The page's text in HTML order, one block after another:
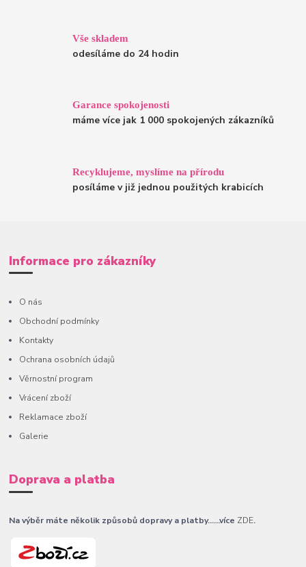
Vše skladem
odesíláme do 24 hodin
Garance spokojenosti
máme více jak 1 000 spokojených zákazníků
Recyklujeme, myslíme na přírodu
posíláme v již jednou použitých krabicích
Informace pro zákazníky
O nás
Obchodní podmínky
Kontakty
Ochrana osobních údajů
Věrnostní program
Vrácení zboží
Reklamace zboží
Galerie
Doprava a platba
Na výběr máte několik způsobů dopravy a platby......více ZDE.